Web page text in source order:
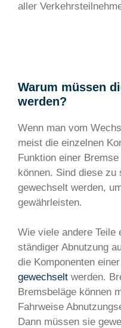
aller
Warum müssen
werden?
Wenn man vom
meist die einzelnen
Funktion einer
können. Sind diese
gewechselt werden,
gewährleisten.
Wie viele andere Teile
ständiger Abnutzung
die Komponenten
gewechselt werden.
Bremsbeläge können
Fahrweise
Dann müssen sie